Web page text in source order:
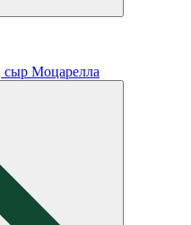
сыр Моцарелла